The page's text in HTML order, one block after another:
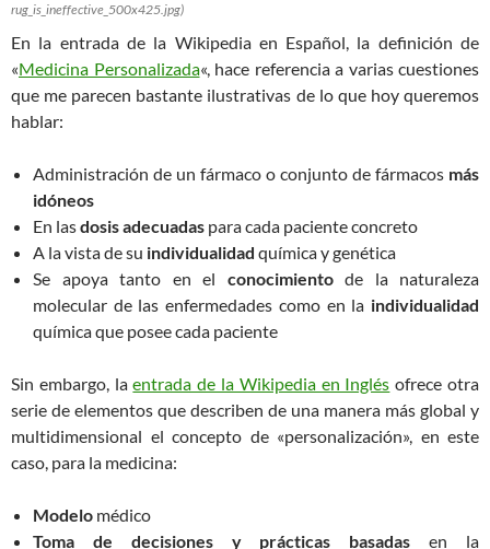
rug_is_ineffective_500x425.jpg)
En la entrada de la Wikipedia en Español, la definición de
«Medicina Personalizada«, hace referencia a varias cuestiones
que me parecen bastante ilustrativas de lo que hoy queremos
hablar:
Administración de un fármaco o conjunto de fármacos más
idóneos
En lasdosis adecuadas para cada paciente concreto
A la vista de su individualidad química y genética
Se apoya tanto en el conocimientode la naturaleza
molecular de las enfermedades como en la individualidad
química que posee cada paciente
Sin embargo, laentrada de la Wikipedia en Inglés ofrece otra
serie de elementos que describen de una manera más global y
multidimensional el concepto de «personalización», en este
caso, para la medicina:
Modelo médico
Toma de decisiones y prácticas basadas en la